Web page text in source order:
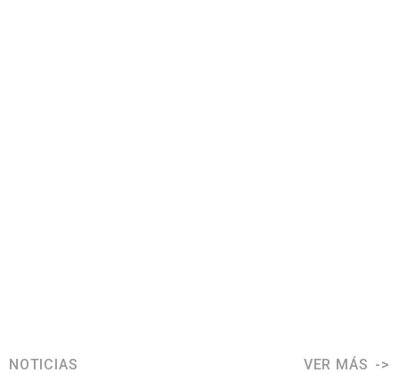
NOTICIAS VER MÁS